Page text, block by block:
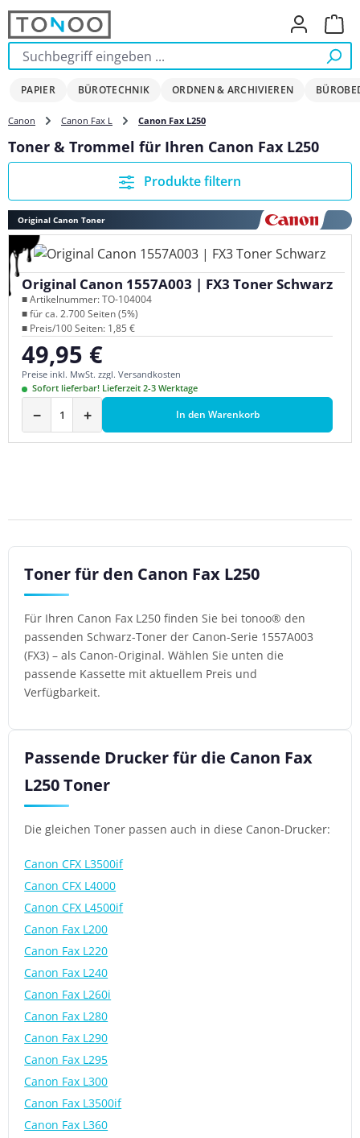
Zum Hauptinhalt springen
PAPIER BÜROTECHNIK ORDNEN & ARCHIVIEREN
Canon Canon Fax L Canon Fax L250
Toner & Trommel für Ihren Canon Fax L250
Produkte filtern
Original Canon Toner
Original Canon 1557A003 | FX3 Toner Schwarz
■ Artikelnummer: TO-104004
■ für ca. 2.700 Seiten (5%)
■ Preis/100 Seiten: 1,85 €
Regulärer Preis:
49,95 €
Preise inkl. MwSt. zzgl. Versandkosten
Sofort lieferbar! Lieferzeit 2-3 Werktage
− + In den Warenkorb
Toner für den Canon Fax L250
Für Ihren Canon Fax L250 finden Sie bei tonoo® den
passenden Schwarz-Toner der Canon-Serie 1557A003
(FX3) – als Canon-Original. Wählen Sie unten die
passende Kassette mit aktuellem Preis und
Verfügbarkeit.
Passende Drucker für die Canon Fax
L250 Toner
Die gleichen Toner passen auch in diese Canon-Drucker:
Canon CFX L3500if
Canon CFX L4000
Canon CFX L4500if
Canon Fax L200
Canon Fax L220
Canon Fax L240
Canon Fax L260i
Canon Fax L280
Canon Fax L290
Canon Fax L295
Canon Fax L300
Canon Fax L3500if
Canon Fax L360